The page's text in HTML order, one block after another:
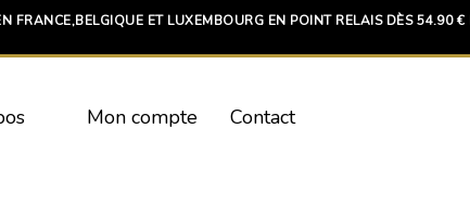
FRANCE,BELGIQUE ET LUXEMBOURG EN POINT RELAIS DÈS 54.90
Mon compte Contact